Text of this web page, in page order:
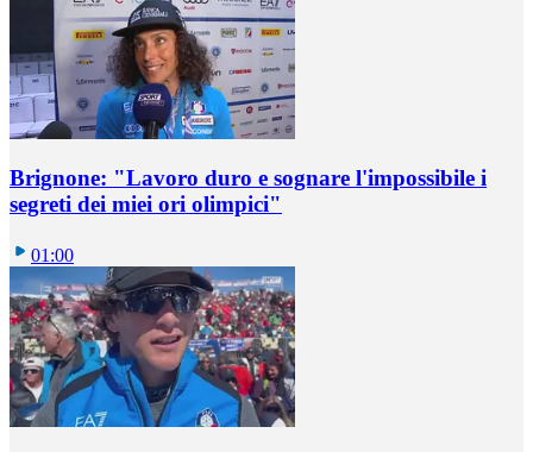
Brignone: "Lavoro duro e sognare l'impossibile i
segreti dei miei ori olimpici"
01:00